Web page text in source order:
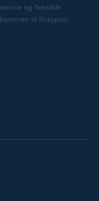
og fleksible
til Staypro!